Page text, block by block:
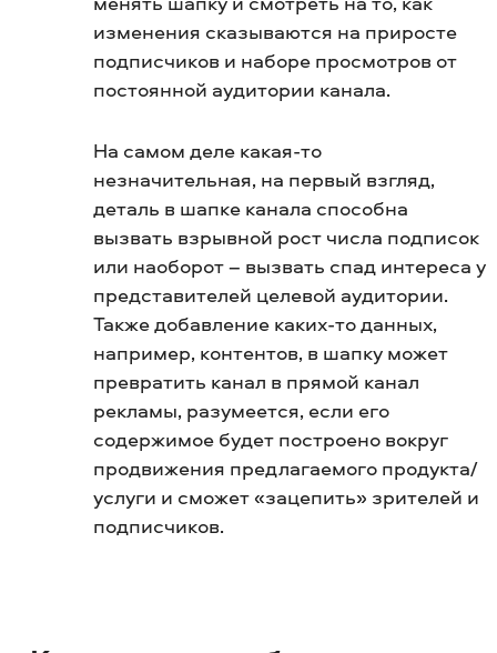
изменения сказываются на приросте
подписчиков и наборе просмотров от
постоянной аудитории канала.
На самом деле какая-то
незначительная, на первый взгляд,
деталь в шапке канала способна
вызвать взрывной рост числа подписок
или наоборот – вызвать спад интереса у
представителей целевой аудитории.
Также добавление каких-то данных,
например, контентов, в шапку может
превратить канал в прямой канал
рекламы, разумеется, если его
содержимое будет построено вокруг
продвижения предлагаемого продукта/
услуги и сможет «зацепить» зрителей и
подписчиков.